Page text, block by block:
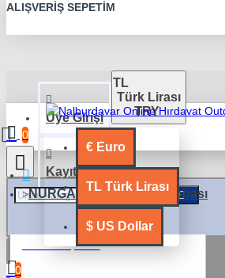
ALIŞVERIŞ SEPETIM
Üye Girişi
Kayıt Ol
TL
Türk Lirası
TRY
€ Euro
TL Türk Lirası
$ US Dollar
0
0 ürün - 0,00TL
0
NURGAZ NG CS Çadır Sobası